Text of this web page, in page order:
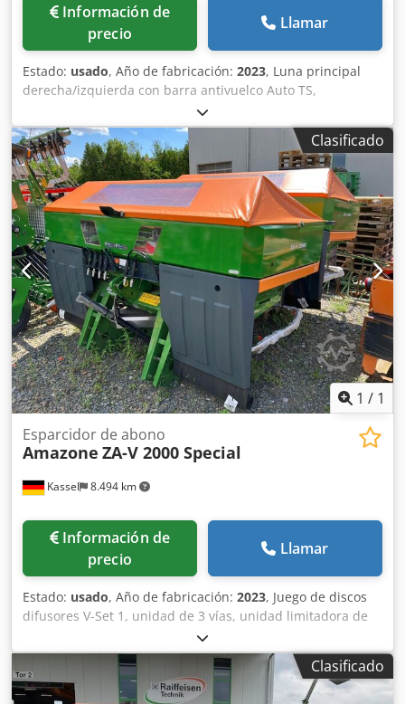
Información de
precio
Llamar
Estado: usado, Año de fabricación: 2023, Luna principal
derecha/izquierda con barra antivuelco Auto TS,
dispositivo parcial / abatible, montado de fábrica. Sensor
de inclinación para sistema de pesaje electrónico / ajuste
del sistema de guía. Componentes de instalación para
sistema de pesaje profesional para dispositivos base ZA
LED / iluminación trasera manual. Cedpjt A Udgsfx Alxorf
Clasificado
1 / 1
Kassel 8.494 km
Esparcidor de abono
Amazone ZA-V 2000 Special
Información de
precio
Llamar
Estado: usado, Año de fabricación: 2023, Juego de discos
difusores V-Set 1, unidad de 3 vías, unidad limitadora de
esparcido Limiter V / barra de protección tubular S,
dispositivo de rodillos enchufable, mecanismo de
esparcido ZA-V, sobreestructura de tolva S / 2000 eje de
transmisión con acoplamiento de fricción, componentes de
Clasificado